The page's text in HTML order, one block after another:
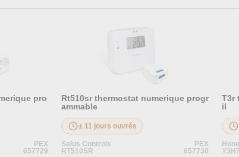
pro
PEX
657729
Rt510sr thermostat numerique progr
ammable
± 11 jours ouvrés
Salus Controls
PEX
RT510SR
657730
T3r
il